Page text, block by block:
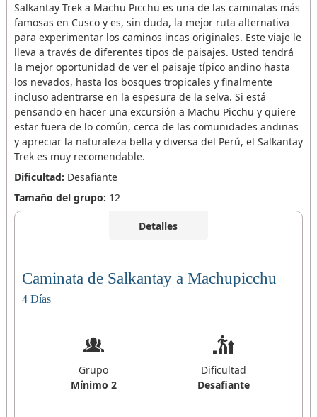
Salkantay Trek a Machu Picchu es una de las caminatas más
famosas en Cusco y es, sin duda, la mejor ruta alternativa
para experimentar los caminos incas originales. Este viaje le
lleva a través de diferentes tipos de paisajes. Usted tendrá
la mejor oportunidad de ver el paisaje típico andino hasta
los nevados, hasta los bosques tropicales y finalmente
incluso adentrarse en la espesura de la selva. Si está
pensando en hacer una excursión a Machu Picchu y quiere
estar fuera de lo común, cerca de las comunidades andinas
y apreciar la naturaleza bella y diversa del Perú, el Salkantay
Trek es muy recomendable.
Dificultad: Desafiante
Tamaño del grupo: 12
Detalles
Caminata de Salkantay a Machupicchu
4 Días
Grupo
Mínimo 2
Dificultad
Desafiante